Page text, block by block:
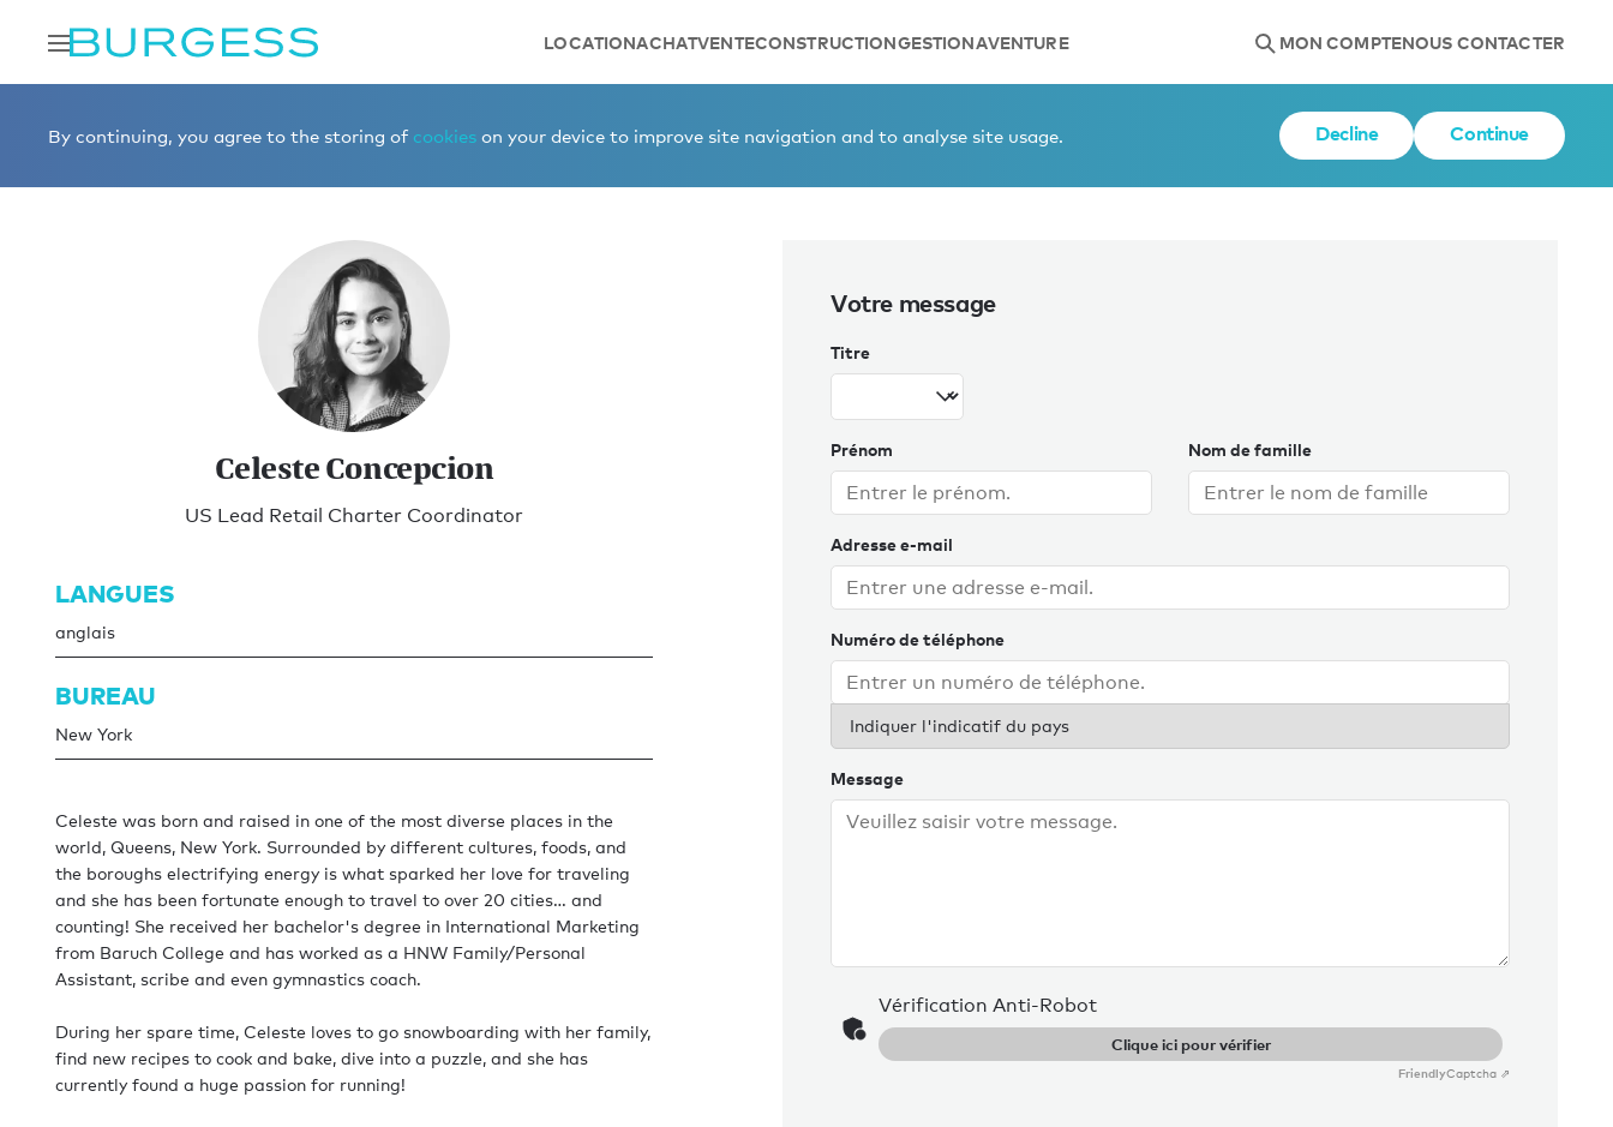
LOCATIONACHATVENTECONSTRUCTIONGESTIONAVENTURE MON COMPTENOUS CONTACTER
By continuing, you agree to the storing of cookies on your device to improve site navigation and to analyse site usage. Decline Continue
Celeste Concepcion
US Lead Retail Charter Coordinator
LANGUES
anglais
BUREAU
New York
Celeste was born and raised in one of the most diverse places in the
world, Queens, New York. Surrounded by different cultures, foods, and
the boroughs electrifying energy is what sparked her love for traveling
and she has been fortunate enough to travel to over 20 cities… and
counting! She received her bachelor's degree in International Marketing
from Baruch College and has worked as a HNW Family/Personal
Assistant, scribe and even gymnastics coach.
During her spare time, Celeste loves to go snowboarding with her family,
find new recipes to cook and bake, dive into a puzzle, and she has
currently found a huge passion for running!
Votre message
Titre
Prénom Nom de famille
Adresse e-mail
Numéro de téléphone
Indiquer l'indicatif du pays
Message
Vérification Anti-Robot
Clique ici pour vérifier
FriendlyCaptcha ⇗